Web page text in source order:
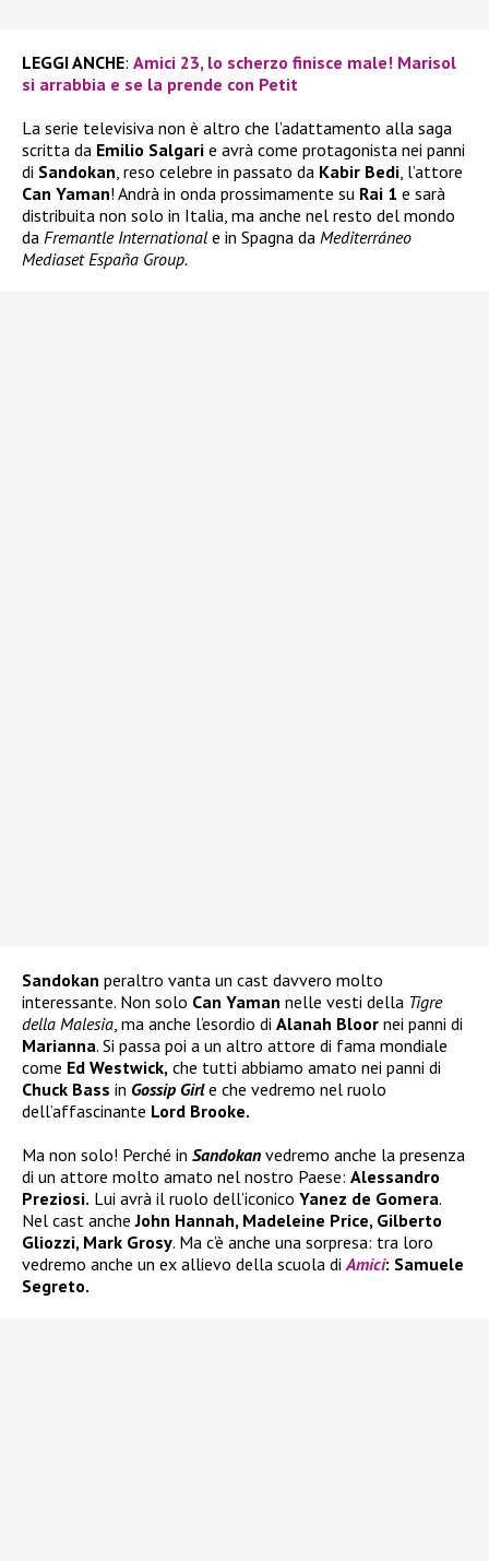
LEGGI ANCHE: Amici 23, lo scherzo finisce male! Marisol
si arrabbia e se la prende con Petit
La serie televisiva non è altro che l’adattamento alla saga
scritta da Emilio Salgari e avrà come protagonista nei panni
di Sandokan, reso celebre in passato da Kabir Bedi, l’attore
Can Yaman! Andrà in onda prossimamente su Rai 1 e sarà
distribuita non solo in Italia, ma anche nel resto del mondo
da Fremantle International e in Spagna da Mediterráneo
Mediaset España Group.
Sandokan peraltro vanta un cast davvero molto
interessante. Non solo Can Yaman nelle vesti della Tigre
della Malesia, ma anche l’esordio di Alanah Bloor nei panni di
Marianna. Si passa poi a un altro attore di fama mondiale
come Ed Westwick, che tutti abbiamo amato nei panni di
Chuck Bass in Gossip Girle che vedremo nel ruolo
dell’affascinante Lord Brooke.
Ma non solo! Perché in Sandokan vedremo anche la presenza
di un attore molto amato nel nostro Paese: Alessandro
Preziosi. Lui avrà il ruolo dell’iconico Yanez de Gomera.
Nel cast ancheJohn Hannah, Madeleine Price, Gilberto
Gliozzi, Mark Grosy. Ma c’è anche una sorpresa: tra loro
vedremo anche un ex allievo della scuola diAmici: Samuele
Segreto.